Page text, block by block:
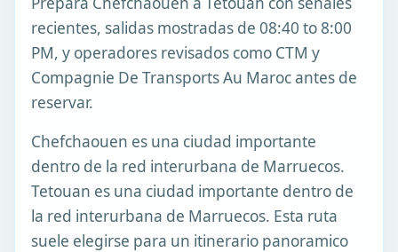
recientes, salidas mostradas de 08:40 to 8:00
PM, y operadores revisados como CTM y
Compagnie De Transports Au Maroc antes de
reservar.
Chefchaouen es una ciudad importante
dentro de la red interurbana de Marruecos.
Tetouan es una ciudad importante dentro de
la red interurbana de Marruecos. Esta ruta
suele elegirse para un itinerario panoramico